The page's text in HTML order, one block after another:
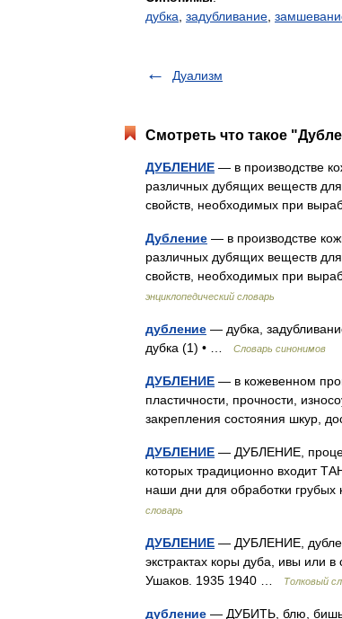
дубка задубливание
Дуализм
Смотреть что такое
ДУБЛЕНИЕ — в производстве
различных дубящих веществ
свойств, необходимых при
Дубление — в производстве
различных дубящих веществ
свойств, необходимых при
энциклопедический словарь
дубление — дубка,
дубка (1) • …
Словарь синонимов
ДУБЛЕНИЕ — в кожевенном
пластичности, прочности,
закрепления состояния шкур,
ДУБЛЕНИЕ — ДУБЛЕНИЕ,
которых традиционно входит
наши дни для обработки
словарь
ДУБЛЕНИЕ — ДУБЛЕНИЕ,
экстрактах коры дуба, ивы или
Ушаков. 1935 1940 …
Толковый
дубление — ДУБИТЬ, блю, бишь;